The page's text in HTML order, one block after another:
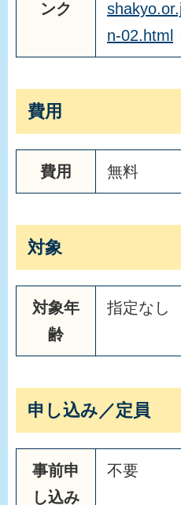
ンク
n-02.html
費用
費用 無料
対象
対象年
齢
指定なし
申し込み／定員
事前申
し込み
不要